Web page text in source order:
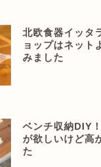
北欧食器イッタ
ョップはネット
みました
ベンチ収納DIY
が欲しいけど高
た